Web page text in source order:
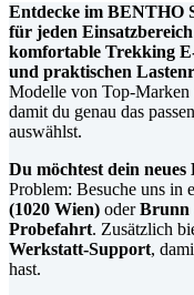
Entdecke im BENTHO
für jeden
komfortable Trekking
und praktischen
Modelle von Top-Marken
damit du genau das
auswählst.
Du möchtest dein
Problem: Besuche uns in
(1020 Wien) oderBrunn
Probefahrt. Zusätzlich
Werkstatt-Support,
hast.